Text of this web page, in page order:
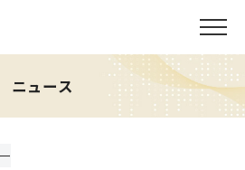
ニュース